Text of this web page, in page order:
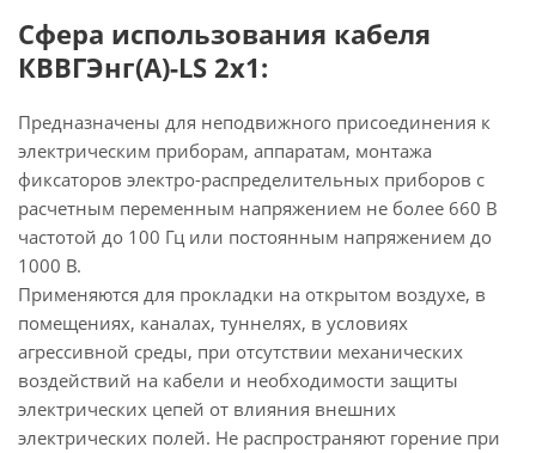
Сфера использования кабеля
КВВГЭнг(А)-LS 2х1:
Предназначены для неподвижного присоединения к
электрическим приборам, аппаратам, монтажа
фиксаторов электро-распределительных приборов с
расчетным переменным напряжением не более 660 В
частотой до 100 Гц или постоянным напряжением до
1000 В.
Применяются для прокладки на открытом воздухе, в
помещениях, каналах, туннелях, в условиях
агрессивной среды, при отсутствии механических
воздействий на кабели и необходимости защиты
электрических цепей от влияния внешних
электрических полей. Не распространяют горение при